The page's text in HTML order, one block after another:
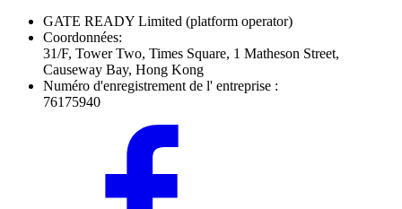
GATE READY Limited (platform operator)
Coordonnées:
31/F, Tower Two, Times Square, 1 Matheson Street,
Causeway Bay, Hong Kong
Numéro d'enregistrement de l' entreprise :
76175940